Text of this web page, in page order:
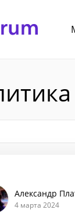
Александр
4 марта 2024